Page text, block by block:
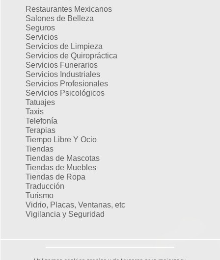
Restaurantes Mexicanos
Salones de Belleza
Seguros
Servicios
Servicios de Limpieza
Servicios de Quiropráctica
Servicios Funerarios
Servicios Industriales
Servicios Profesionales
Servicios Psicológicos
Tatuajes
Taxis
Telefonía
Terapias
Tiempo Libre Y Ocio
Tiendas
Tiendas de Mascotas
Tiendas de Muebles
Tiendas de Ropa
Traducción
Turismo
Vidrio, Placas, Ventanas, etc
Vigilancia y Seguridad